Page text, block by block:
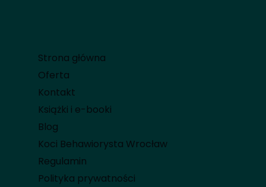
Strona główna
Oferta
Kontakt
Książki i e-booki
Blog
Koci Behawiorysta Wrocław
Regulamin
Polityka prywatności